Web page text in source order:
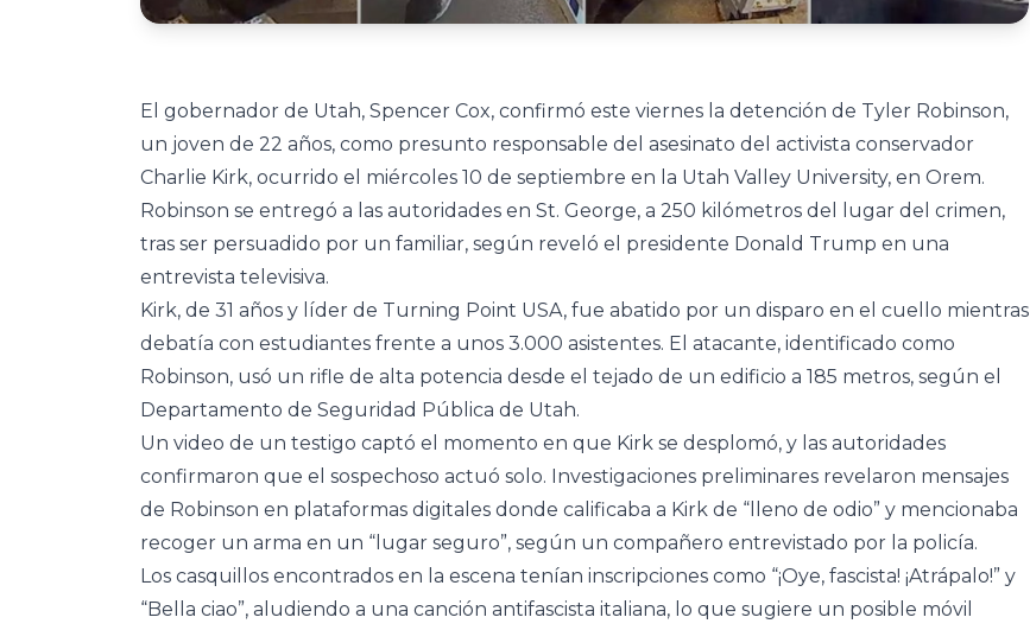
El gobernador de Utah, Spencer Cox, confirmó este viernes la detención de Tyler Robinson,
un joven de 22 años, como presunto responsable del asesinato del activista conservador
Charlie Kirk, ocurrido el miércoles 10 de septiembre en la Utah Valley University, en Orem.
Robinson se entregó a las autoridades en St. George, a 250 kilómetros del lugar del crimen,
tras ser persuadido por un familiar, según reveló el presidente Donald Trump en una
entrevista televisiva.
Kirk, de 31 años y líder de Turning Point USA, fue abatido por un disparo en el cuello mientras
debatía con estudiantes frente a unos 3.000 asistentes. El atacante, identificado como
Robinson, usó un rifle de alta potencia desde el tejado de un edificio a 185 metros, según el
Departamento de Seguridad Pública de Utah.
Un video de un testigo captó el momento en que Kirk se desplomó, y las autoridades
confirmaron que el sospechoso actuó solo. Investigaciones preliminares revelaron mensajes
de Robinson en plataformas digitales donde calificaba a Kirk de “lleno de odio” y mencionaba
recoger un arma en un “lugar seguro”, según un compañero entrevistado por la policía.
Los casquillos encontrados en la escena tenían inscripciones como “¡Oye, fascista! ¡Atrápalo!” y
“Bella ciao”, aludiendo a una canción antifascista italiana, lo que sugiere un posible móvil